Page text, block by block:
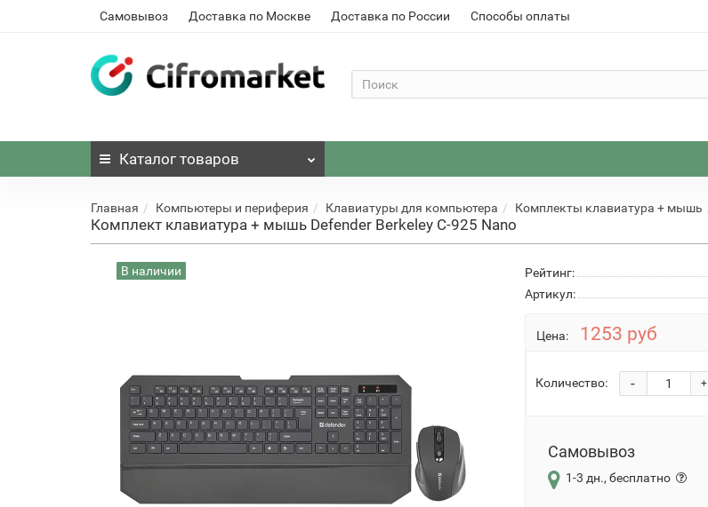
Самовывоз Доставка по Москве Доставка по России Способы оплаты
Каталог товаров
Главная Компьютеры и периферия Клавиатуры для компьютера Комплекты клавиатура + мышь
Комплект клавиатура + мышь Defender Berkeley C-925 Nano
В наличии Рейтинг:
Артикул:
Цена: 1253 руб
Количество: +
-
Самовывоз
1-3 дн., бесплатно